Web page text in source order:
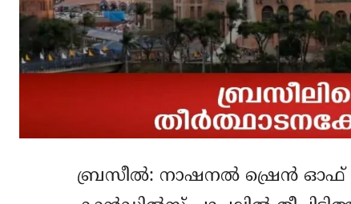
ബ്രസീല്‍: നാഷനല്‍ ഷ്രെന്‍ ഓഫ്